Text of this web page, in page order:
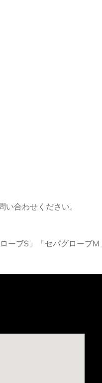
合わせください。
ーブS」「セパグローブM